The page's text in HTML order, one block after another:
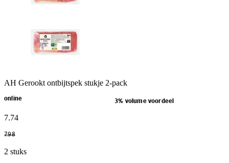
AH Gerookt ontbijtspek stukje 2-pack
online 3% volume voordeel
7.74
7.98
2 stuks